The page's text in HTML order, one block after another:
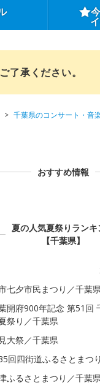
了承ください。
千葉県のコンサート・音
おすすめ情報
夏の人気夏祭りランキ
【千葉県】
七夕市民まつり／千葉
開府900年記念 第51回
祭り／千葉県
大祭／千葉県
回四街道ふるさとまつ
ふるさとまつり／千葉